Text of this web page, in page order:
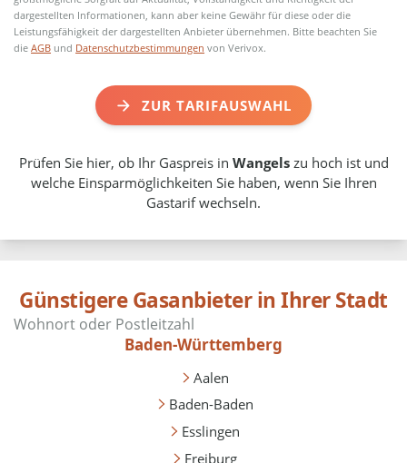
dargestellten Informationen, kann aber keine Gewähr für diese oder die
Leistungsfähigkeit der dargestellten Anbieter übernehmen. Bitte beachten Sie
dieAGB und Datenschutzbestimmungen von Verivox.
ZUR TARIFAUSWAHL
Prüfen Sie hier, ob Ihr Gaspreis in Wangelszu hoch ist und
welche Einsparmöglichkeiten Sie haben, wenn Sie Ihren
Gastarif wechseln.
Günstigere Gasanbieter in Ihrer Stadt
Baden-Württemberg
Aalen
Baden-Baden
Esslingen
Freiburg